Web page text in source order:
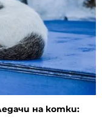
на котки: